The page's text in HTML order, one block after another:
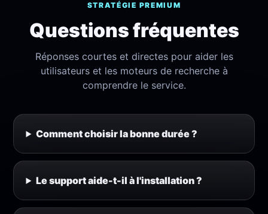
STRATÉGIE PREMIUM
Questions fréquentes
Réponses courtes et directes pour aider les
utilisateurs et les moteurs de recherche à
comprendre le service.
Comment choisir la bonne durée ?
Le support aide-t-il à l'installation ?